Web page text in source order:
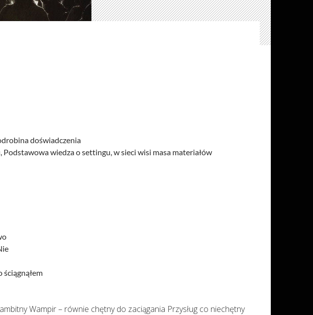
doświadczenia
wiedza o settingu, w sieci wisi masa materiałów
Wampir – równie chętny do zaciągania Przysług co niechętny